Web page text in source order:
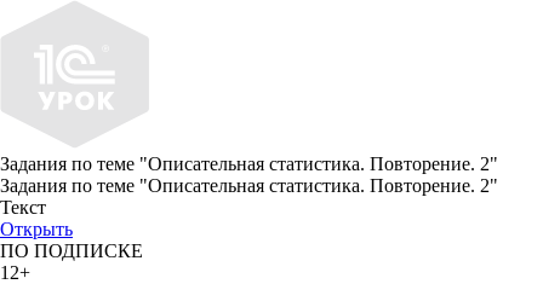
Задания по теме "Описательная статистика. Повторение. 2"
Задания по теме "Описательная статистика. Повторение. 2"
Текст
Открыть
ПО ПОДПИСКЕ
12+